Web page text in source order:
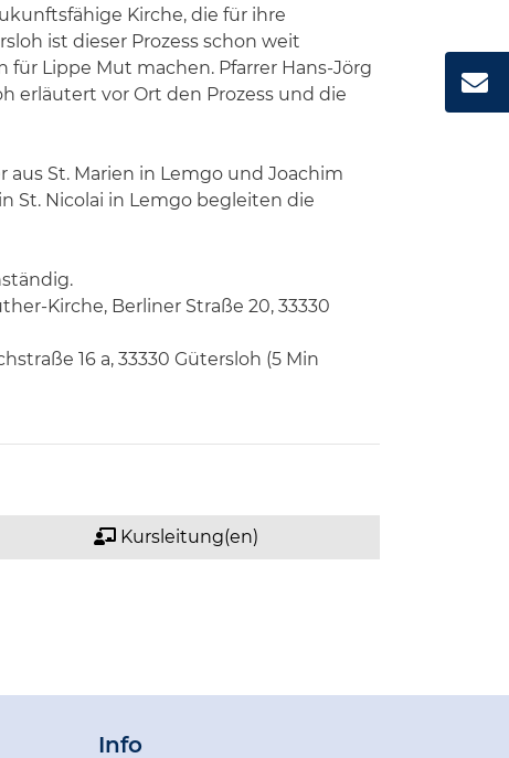
Kirche, die für ihre
ist dieser Prozess schon weit
Lippe Mut machen. Pfarrer Hans-Jörg
erläutert vor Ort den Prozess und die
aus St. Marien in Lemgo und Joachim
St. Nicolai in Lemgo begleiten die
Kirche, Berliner Straße 20, 33330
16 a, 33330 Gütersloh (5 Min
Kursleitung(en)
Info